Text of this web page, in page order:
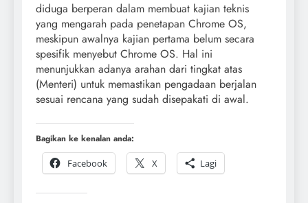
diduga berperan dalam membuat kajian teknis
yang mengarah pada penetapan Chrome OS,
meskipun awalnya kajian pertama belum secara
spesifik menyebut Chrome OS. Hal ini
menunjukkan adanya arahan dari tingkat atas
(Menteri) untuk memastikan pengadaan berjalan
sesuai rencana yang sudah disepakati di awal.
Bagikan ke kenalan anda:
Facebook
X Lagi